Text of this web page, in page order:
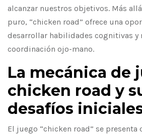
alcanzar nuestros objetivos. Más
puro, “chicken road” ofrece una
desarrollar habilidades cognitivas y
coordinación ojo-mano.
La mecánica de
chicken road y
desafíos
El juego “chicken road” se presenta